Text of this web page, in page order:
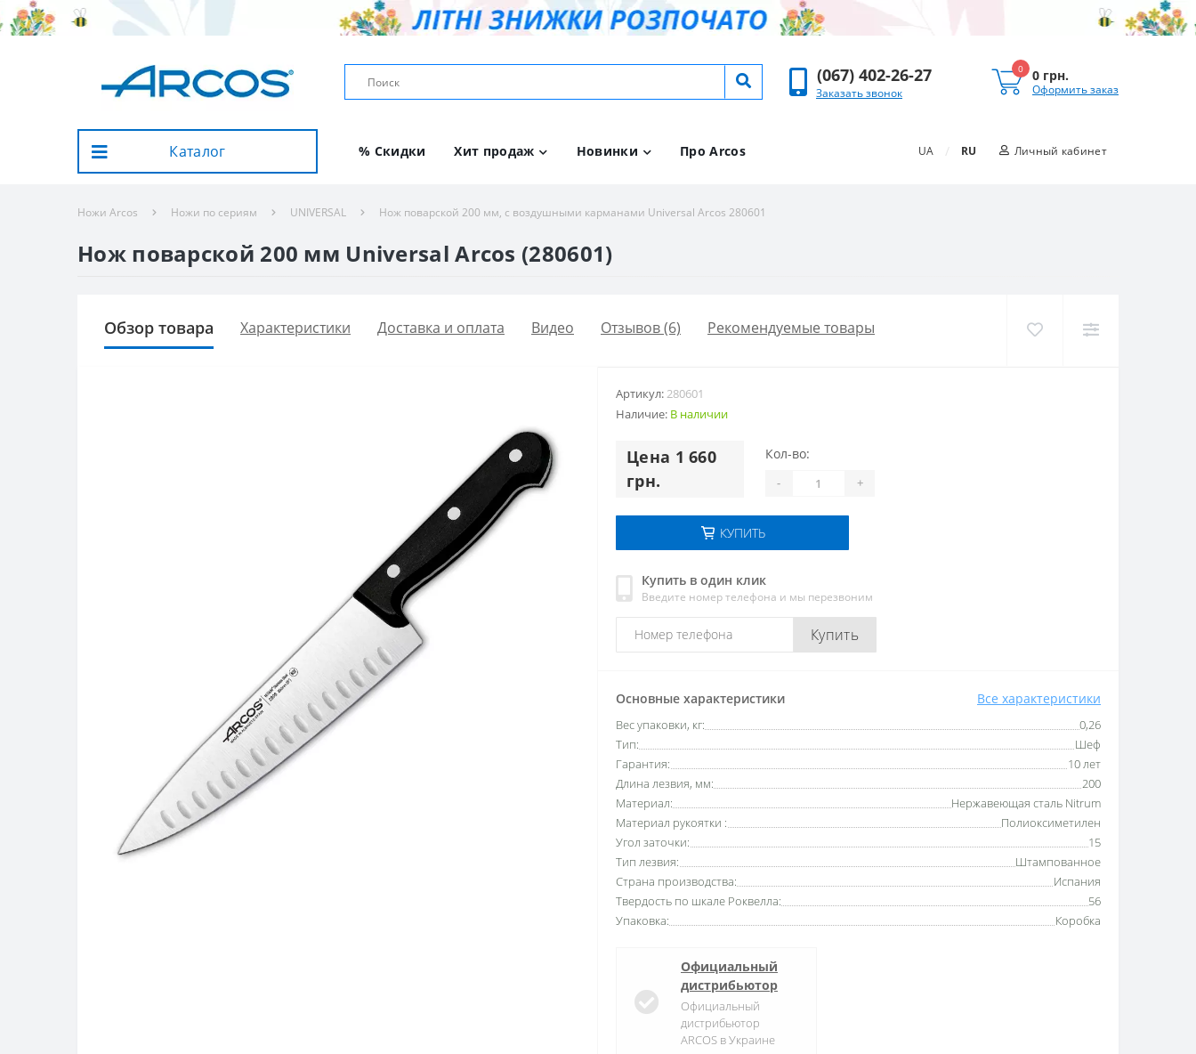
(067) 402-26-27
Заказать звонок
0 0 грн.
Оформить заказ
Каталог % Скидки Хит продаж Новинки Про Arcos UA / RU Личный кабинет
Ножи Arcos Ножи по сериям UNIVERSAL Нож поварской 200 мм, с воздушными карманами Universal Arcos 280601
Нож поварской 200 мм Universal Arcos (280601)
Обзор товара Характеристики Доставка и оплата Видео Отзывов (6) Рекомендуемые товары
Артикул:280601
Наличие: В наличии
Цена 1 660
грн.
Кол-во:
- +
КУПИТЬ
Купить в один клик
Введите номер телефона и мы перезвоним
Купить
Основные характеристики Все характеристики
Вес упаковки, кг:
0,26
Тип:
Шеф
Гарантия:
10 лет
Длина лезвия, мм:
200
Материал:
Нержавеющая сталь Nitrum
Материал рукоятки :
Полиоксиметилен
Угол заточки:
15
Тип лезвия:
Штампованное
Страна производства:
Испания
Твердость по шкале Роквелла:
56
Упаковка:
Коробка
Официальный
дистрибьютор
Официальный
дистрибьютор
ARCOS в Украине